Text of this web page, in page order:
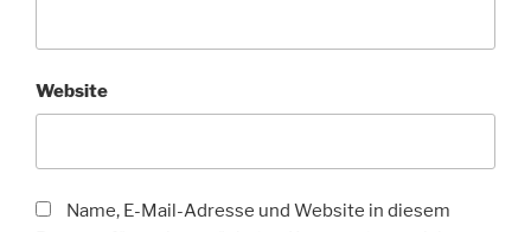
Website
Name, E-Mail-Adresse und Website in diesem